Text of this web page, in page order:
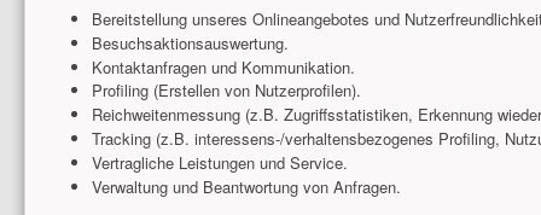
Bereitstellung unseres Onlineangebotes und
Besuchsaktionsauswertung.
Kontaktanfragen und Kommunikation.
Profiling (Erstellen von Nutzerprofilen).
Reichweitenmessung (z.B. Zugriffsstatistiken, Erkennung
Tracking (z.B. interessens-/verhaltensbezogenes Profiling,
Vertragliche Leistungen und Service.
Verwaltung und Beantwortung von Anfragen.